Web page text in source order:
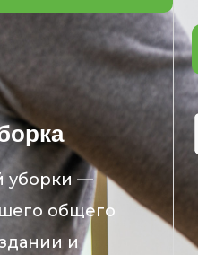
уборки —
общего
и